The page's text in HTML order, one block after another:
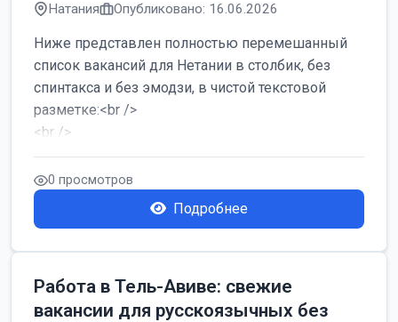
Натания Опубликовано: 16.06.2026
Ниже представлен полностью перемешанный
список вакансий для Нетании в столбик, без
спинтакса и без эмодзи, в чистой текстовой
разметке:<br />
<br />
Работа в Нетании на мебельном производстве:
требу...
0 просмотров
Подробнее
Работа в Тель-Авиве: свежие
вакансии для русскоязычных без